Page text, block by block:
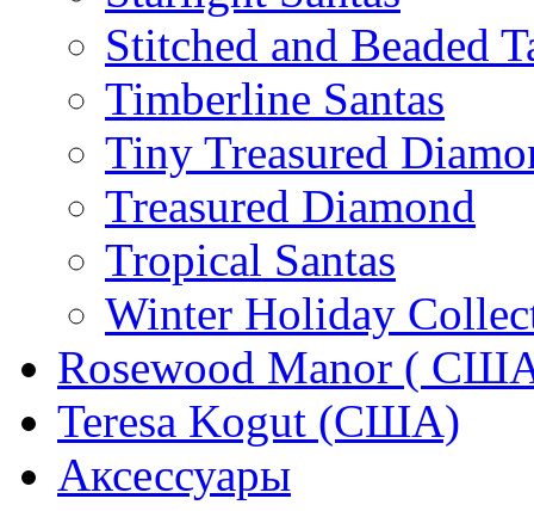
Stitched and Beaded
Timberline Santas
Tiny Treasured
Treasured Diamond
Tropical Santas
Winter Holiday
Rosewood Manor (
Teresa Kogut (США)
Аксессуары